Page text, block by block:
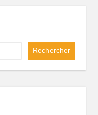
Rechercher